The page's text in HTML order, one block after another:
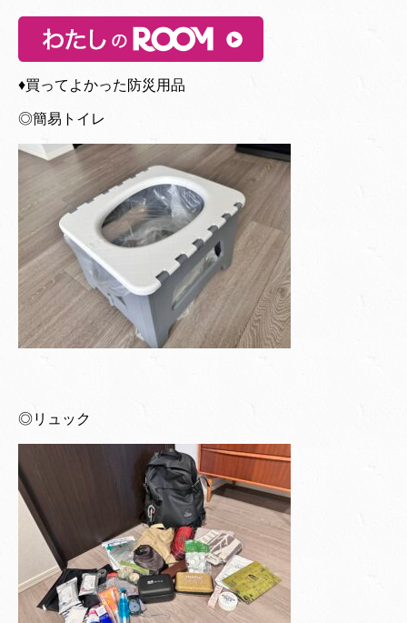
♦︎買ってよかった防災用品
◎簡易トイレ
◎リュック